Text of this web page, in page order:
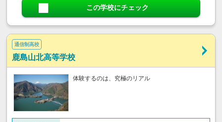
この学校にチェック
通信制高校
鹿島山北高等学校
体験するのは、究極のリアル